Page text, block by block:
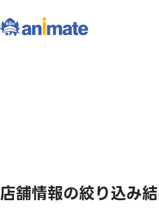
店舗情報の絞り込み